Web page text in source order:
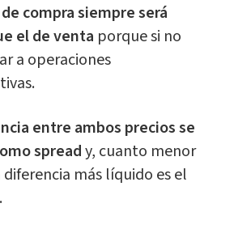
compra siempre será
el de venta porque si no
a operaciones
entre ambos precios se
spready, cuanto menor
diferencia más líquido es el